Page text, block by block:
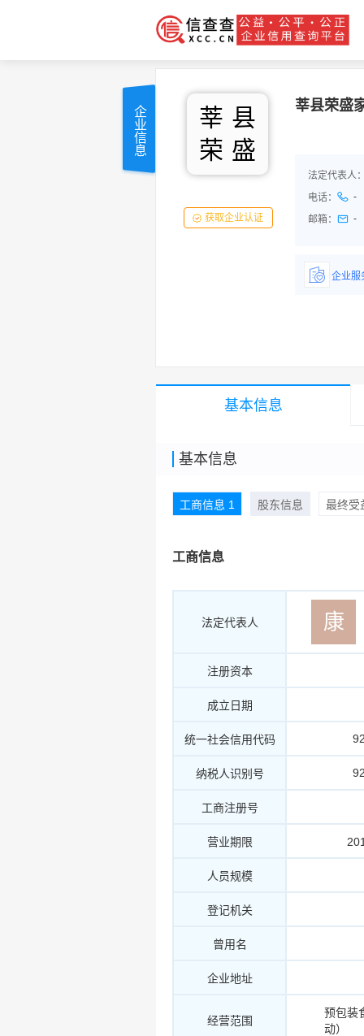
莘 县
荣 盛
获取企业认证
莘县荣盛
法定代表人
电话：
-
邮箱： -
企业服
企业信息
基本信息
基本信息
工商信息 1 股东信息 最终受
工商信息
法定代表人 康
注册资本
成立日期
统一社会信用代码
纳税人识别号
工商注册号
营业期限
人员规模
登记机关
曾用名
企业地址
经营范围
预包装
动）